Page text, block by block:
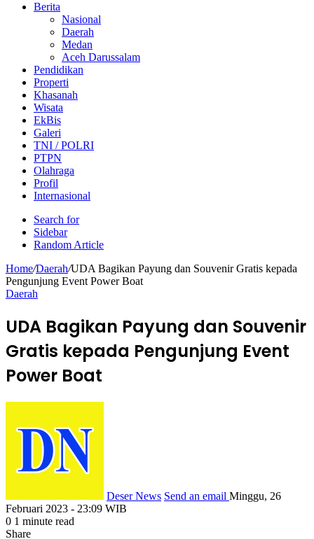
Berita
Nasional
Daerah
Medan
Aceh Darussalam
Pendidikan
Properti
Khasanah
Wisata
EkBis
Galeri
TNI / POLRI
PTPN
Olahraga
Profil
Internasional
Search for
Sidebar
Random Article
Home/Daerah/UDA Bagikan Payung dan Souvenir Gratis kepada
Pengunjung Event Power Boat
Daerah
UDA Bagikan Payung dan Souvenir
Gratis kepada Pengunjung Event
Power Boat
Deser News Send an email Minggu, 26
Februari 2023 - 23:09 WIB
0 1 minute read
Share